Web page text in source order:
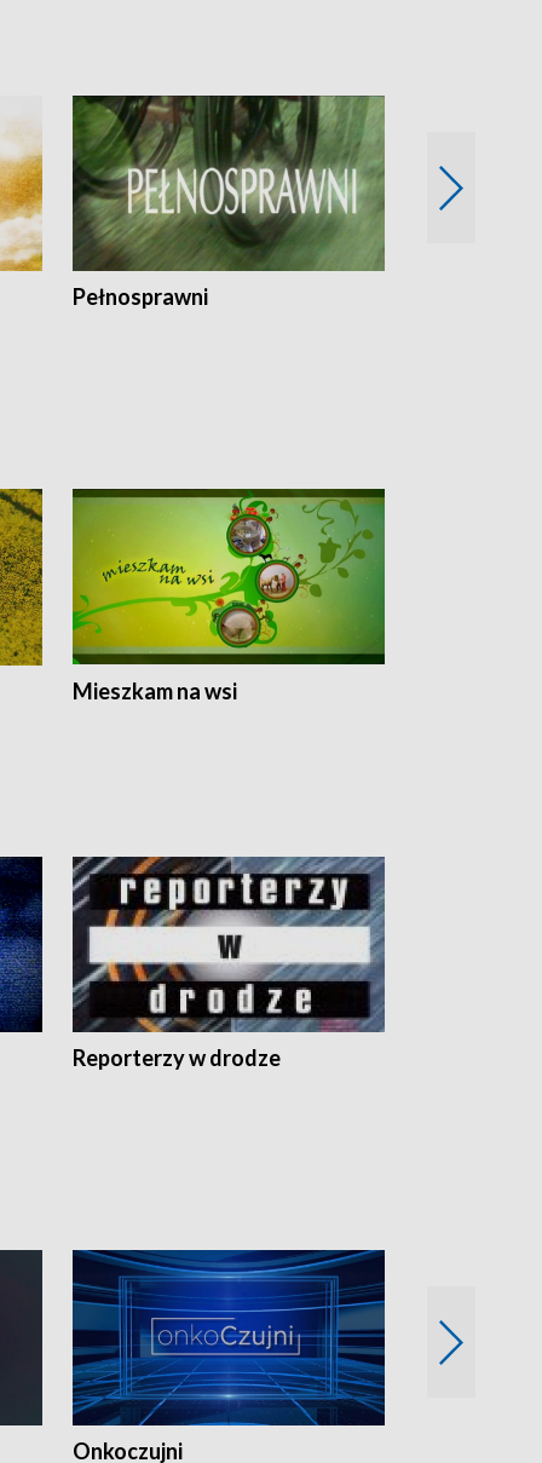
Pełnosprawni
Mieszkam na wsi
Reporterzy w drodze
Onkoczujni